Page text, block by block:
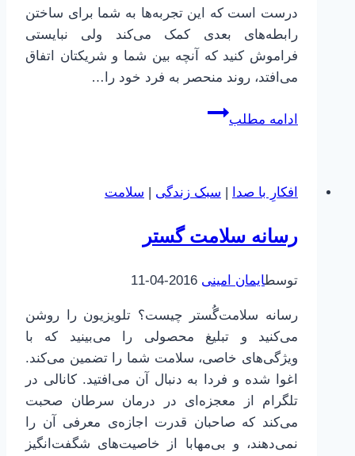
درست است که این تجربه‌ها به شما برای ساختن
رابطه‌های بعدی کمک می‌کند ولی نبایستی
فراموش کنید که آنچه بین شما و شریکتان اتفاق
می‌افتد، روند منحصر به فرد خود را…
ادامه مطلب
رابطه
و
آن
افکارِ با صدا | سبک زندگی | سلامت
رسانه سلامت گستر
توسطایمان امینی 2016-04-11
رسانه سلامت‌گُستر چیست؟ تلویزیون را روشن
می‌کنید و تبلیغ محصولی را می‌بینید که با
ویژگی‌های خاصی، سلامت شما را تضمین می‌کند.
اغوا شده و فردا به دنبال آن می‌افتید. کانالی در
تلگرام از معجزه‌ای در درمان سرطان صحبت
می‌کند که صاحبان قدرت اجازه‌ی معرفی آن را
نمی‌دهند، و بی‌مهابا از خاصیت‌های شگفت‌انگیز